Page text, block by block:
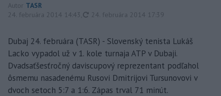
Autor TASR
24. februára 2014 14:43
aktualizované
24. februára 2014 17:39
Dubaj 24. februára (TASR) - Slovenský tenista Lukáš
Lacko vypadol už v 1. kole turnaja ATP v Dubaji.
Dvadsaťšesťročný daviscupový reprezentant podľahol
ôsmemu nasadenému Rusovi Dmitrijovi Tursunovovi v
dvoch setoch 5:7 a 1:6. Zápas trval 71 minút.